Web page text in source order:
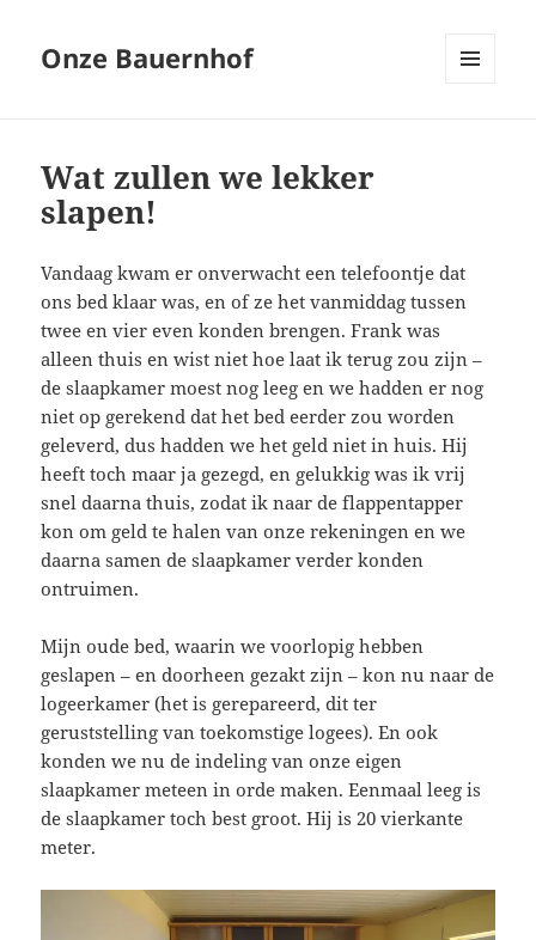
Onze Bauernhof
Wat zullen we lekker
slapen!
Vandaag kwam er onverwacht een telefoontje dat
ons bed klaar was, en of ze het vanmiddag tussen
twee en vier even konden brengen. Frank was
alleen thuis en wist niet hoe laat ik terug zou zijn –
de slaapkamer moest nog leeg en we hadden er nog
niet op gerekend dat het bed eerder zou worden
geleverd, dus hadden we het geld niet in huis. Hij
heeft toch maar ja gezegd, en gelukkig was ik vrij
snel daarna thuis, zodat ik naar de flappentapper
kon om geld te halen van onze rekeningen en we
daarna samen de slaapkamer verder konden
ontruimen.
Mijn oude bed, waarin we voorlopig hebben
geslapen – en doorheen gezakt zijn – kon nu naar de
logeerkamer (het is gerepareerd, dit ter
geruststelling van toekomstige logees). En ook
konden we nu de indeling van onze eigen
slaapkamer meteen in orde maken. Eenmaal leeg is
de slaapkamer toch best groot. Hij is 20 vierkante
meter.